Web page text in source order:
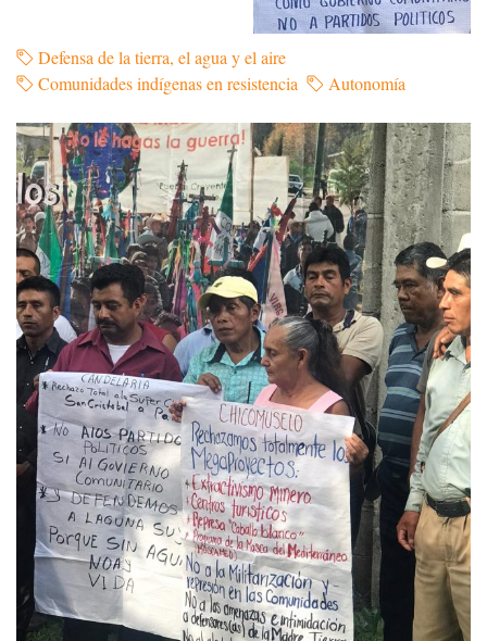
Defensa de la tierra, el agua y el aire
Comunidades indígenas en resistencia
Autonomía